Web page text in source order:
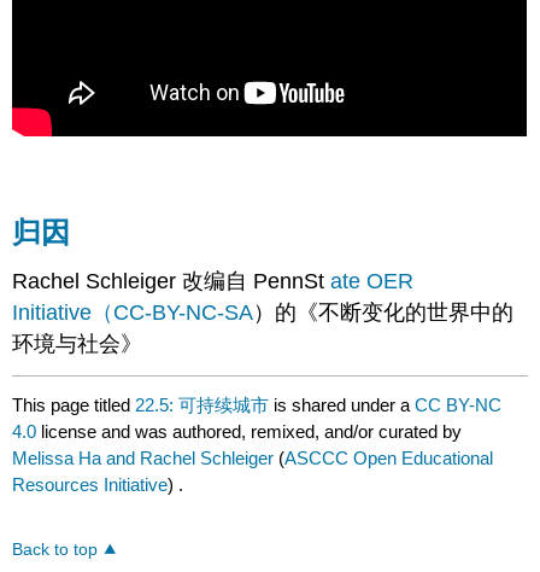
归因
Rachel Schleiger 改编自 PennState OER
Initiative（ CC-BY-NC-SA）的《不断变化的世界中的
环境与社会》
This page titled 22.5: 可持续城市 is shared under aCC BY-NC
4.0 license and was authored, remixed, and/or curated by
Melissa Ha and Rachel Schleiger (ASCCC Open Educational
Resources Initiative) .
Back to top